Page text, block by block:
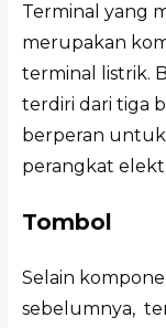
Terminal yang
merupakan
terminal listrik.
terdiri dari tiga
berperan
perangkat
Tombol
Selain
sebelumnya,